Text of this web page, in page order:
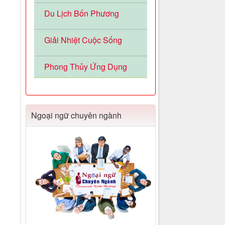
Du Lịch Bốn Phương
Giải Nhiệt Cuộc Sống
Phong Thủy Ứng Dụng
Ngoại ngữ chuyên ngành